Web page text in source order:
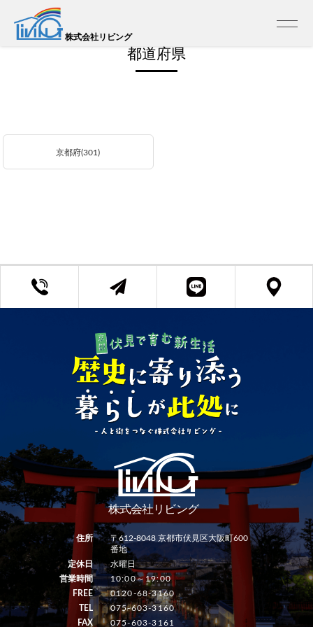
株式会社リビング
都道府県
京都府(301)
住所
〒612-8048 京都市伏見区大阪町600
番地
定休日
水曜日
営業時間
10:00～19:00
FREE
0120-68-3160
TEL
075-603-3160
FAX
075-603-3161